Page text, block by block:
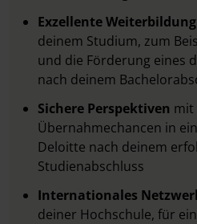
Exzellente Weiterbildung
deinem Studium, zum
und die Förderung eines
nach deinem
Sichere Perspektiven mit
Übernahmechancen in
Deloitte nach deinem
Studienabschluss
Internationales
deiner Hochschule, für